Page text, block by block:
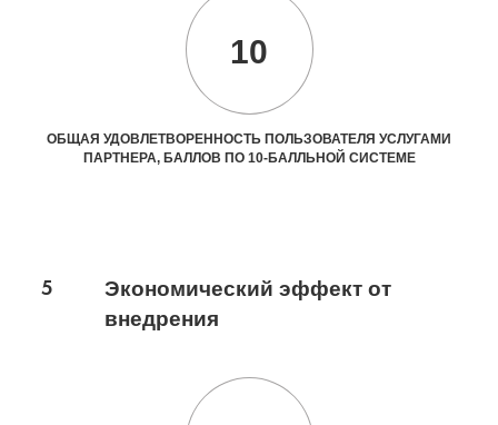
10
ОБЩАЯ УДОВЛЕТВОРЕННОСТЬ ПОЛЬЗОВАТЕЛЯ УСЛУГАМИ
ПАРТНЕРА, БАЛЛОВ ПО 10-БАЛЛЬНОЙ СИСТЕМЕ
5
Экономический эффект от
внедрения